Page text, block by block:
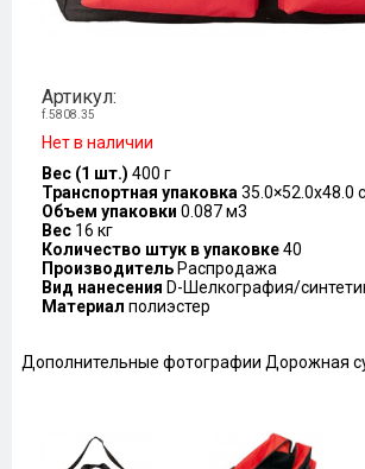
Артикул:
f.5808.35
Нет в наличии
Вес (1 шт.) 400 г
Транспортная упаковка 35.0×52.0x48.0
Объем упаковки 0.087 м3
Вес 16 кг
Количество штук в упаковке40
Производитель Распродажа
Вид нанесения D-Шелкография/
Материал полиэстер
Дополнительные фотографии Дорожная